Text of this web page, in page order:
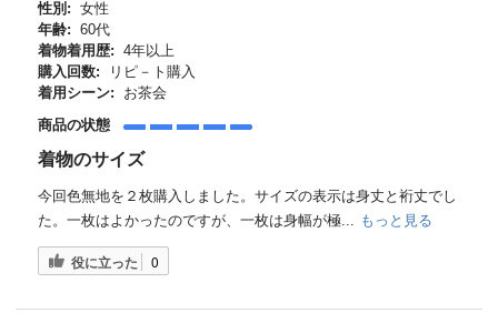
性別: 女性
年齢: 60代
着物着用歴: 4年以上
購入回数:
リピ－ト購入
着用シーン:
お茶会
商品の状態
着物のサイズ
今回色無地を２枚購入しました。サイズの表示は身丈と裄丈でし
た。一枚はよかったのですが、一枚は身幅が極...
もっと見る
役に立った 0